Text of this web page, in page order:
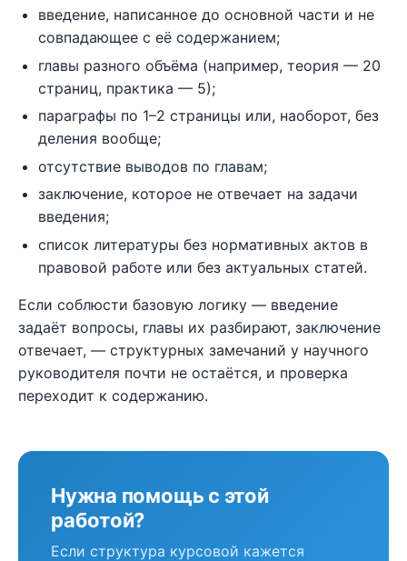
введение, написанное до основной части и не
совпадающее с её содержанием;
главы разного объёма (например, теория — 20
страниц, практика — 5);
параграфы по 1–2 страницы или, наоборот, без
деления вообще;
отсутствие выводов по главам;
заключение, которое не отвечает на задачи
введения;
список литературы без нормативных актов в
правовой работе или без актуальных статей.
Если соблюсти базовую логику — введение
задаёт вопросы, главы их разбирают, заключение
отвечает, — структурных замечаний у научного
руководителя почти не остаётся, и проверка
переходит к содержанию.
Нужна помощь с этой
работой?
Если структура курсовой кажется